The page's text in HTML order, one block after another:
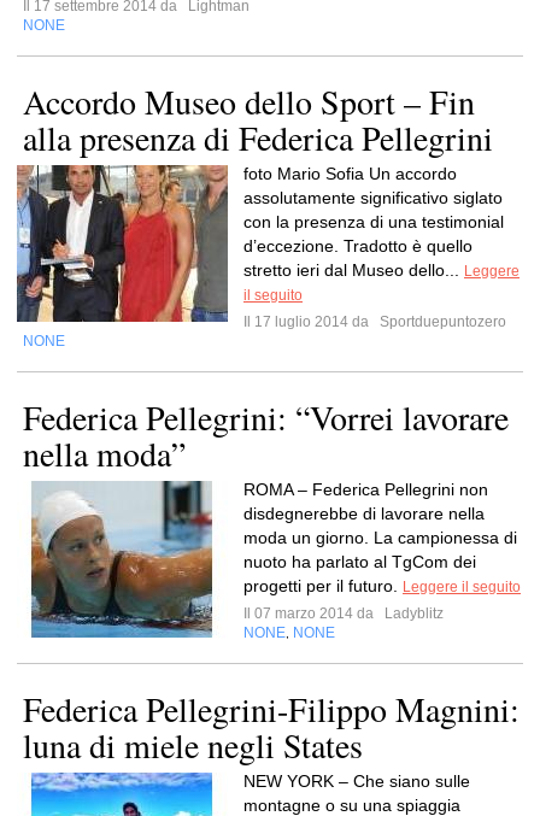
Il 17 settembre 2014 da
Lightman
NONE
Accordo Museo dello Sport – Fin
alla presenza di Federica Pellegrini
foto Mario Sofia Un accordo
assolutamente significativo siglato
con la presenza di una testimonial
d’eccezione. Tradotto è quello
stretto ieri dal Museo dello...
Leggere
il seguito
Il 17 luglio 2014 da
Sportduepuntozero
NONE
Federica Pellegrini: “Vorrei lavorare
nella moda”
ROMA – Federica Pellegrini non
disdegnerebbe di lavorare nella
moda un giorno. La campionessa di
nuoto ha parlato al TgCom dei
progetti per il futuro.
Leggere il seguito
Il 07 marzo 2014 da
Ladyblitz
NONE NONE
Federica Pellegrini-Filippo Magnini:
luna di miele negli States
NEW YORK – Che siano sulle
montagne o su una spiaggia